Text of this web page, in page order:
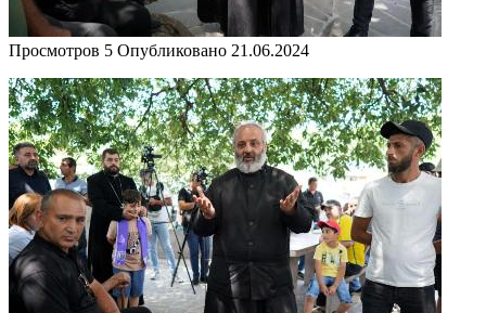
Просмотров 5 Опубликовано 21.06.2024